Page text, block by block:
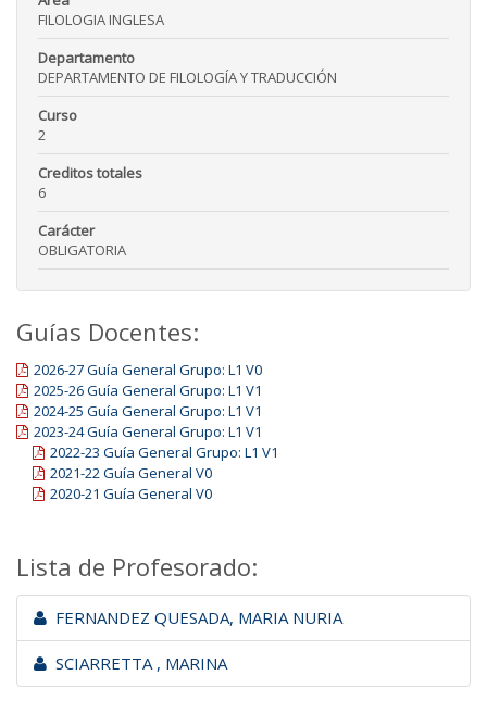
FILOLOGIA INGLESA
Departamento
DEPARTAMENTO DE FILOLOGÍA Y TRADUCCIÓN
Curso
2
Creditos totales
6
Carácter
OBLIGATORIA
Guías Docentes:
2026-27 Guía General Grupo: L1 V0
2025-26 Guía General Grupo: L1 V1
2024-25 Guía General Grupo: L1 V1
2023-24 Guía General Grupo: L1 V1
2022-23 Guía General Grupo: L1 V1
2021-22 Guía General V0
2020-21 Guía General V0
Lista de Profesorado:
FERNANDEZ QUESADA, MARIA NURIA
SCIARRETTA , MARINA